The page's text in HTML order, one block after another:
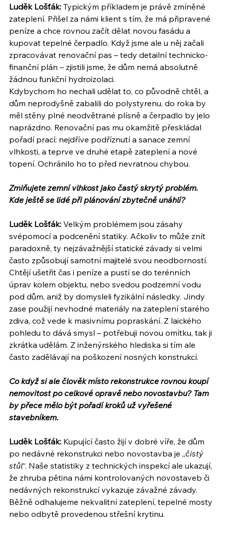
Luděk Lošťák: Typickým příkladem je právě zmíněné
zateplení. Přišel za námi klient s tím, že má připravené
peníze a chce rovnou začít dělat novou fasádu a
kupovat tepelné čerpadlo. Když jsme ale u něj začali
zpracovávat renovační pas – tedy detailní technicko-
finanční plán – zjistili jsme, že dům nemá absolutně
žádnou funkční hydroizolaci.
Kdybychom ho nechali udělat to, co původně chtěl, a
dům neprodyšně zabalili do polystyrenu, do roka by
měl stěny plné neodvětrané plísně a čerpadlo by jelo
naprázdno. Renovační pas mu okamžitě přeskládal
pořadí prací: nejdříve podříznutí a sanace zemní
vlhkosti, a teprve ve druhé etapě zateplení a nové
topení. Ochránilo ho to před nevratnou chybou.
Zmiňujete zemní vlhkost jako častý skrytý problém.
Kde ještě se lidé při plánování zbytečně unáhlí?
Luděk Lošťák: Velkým problémem jsou zásahy
svépomocí a podcenění statiky. Ačkoliv to může znít
paradoxně, ty nejzávažnější statické závady si velmi
často způsobují samotní majitelé svou neodborností.
Chtějí ušetřit čas i peníze a pustí se do terénních
úprav kolem objektu, nebo svedou podzemní vodu
pod dům, aniž by domysleli fyzikální následky. Jindy
zase použijí nevhodné materiály na zateplení starého
zdiva, což vede k masivnímu popraskání. Z laického
pohledu to dává smysl – potřebuji novou omítku, tak ji
zkrátka udělám. Z inženýrského hlediska si tím ale
často zadělávají na poškození nosných konstrukcí.
Co když si ale člověk místo rekonstrukce rovnou koupí
nemovitost po celkové opravě nebo novostavbu? Tam
by přece mělo být pořadí kroků už vyřešené
stavebníkem.
Luděk Lošťák: Kupující často žijí v dobré víře, že dům
po nedávné rekonstrukci nebo novostavba je „čistý
stůl“. Naše statistiky z technických inspekcí ale ukazují,
že zhruba pětina námi kontrolovaných novostaveb či
nedávných rekonstrukcí vykazuje závažné závady.
Běžně odhalujeme nekvalitní zateplení, tepelné mosty
nebo odbytě provedenou střešní krytinu.